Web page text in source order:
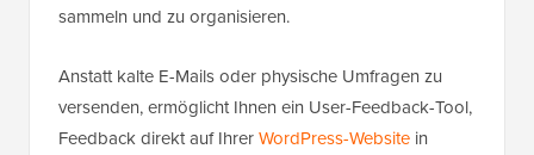
sammeln und zu organisieren.
Anstatt kalte E-Mails oder physische Umfragen zu
versenden, ermöglicht Ihnen ein User-Feedback-Tool,
Feedback direkt auf IhrerWordPress-Website in